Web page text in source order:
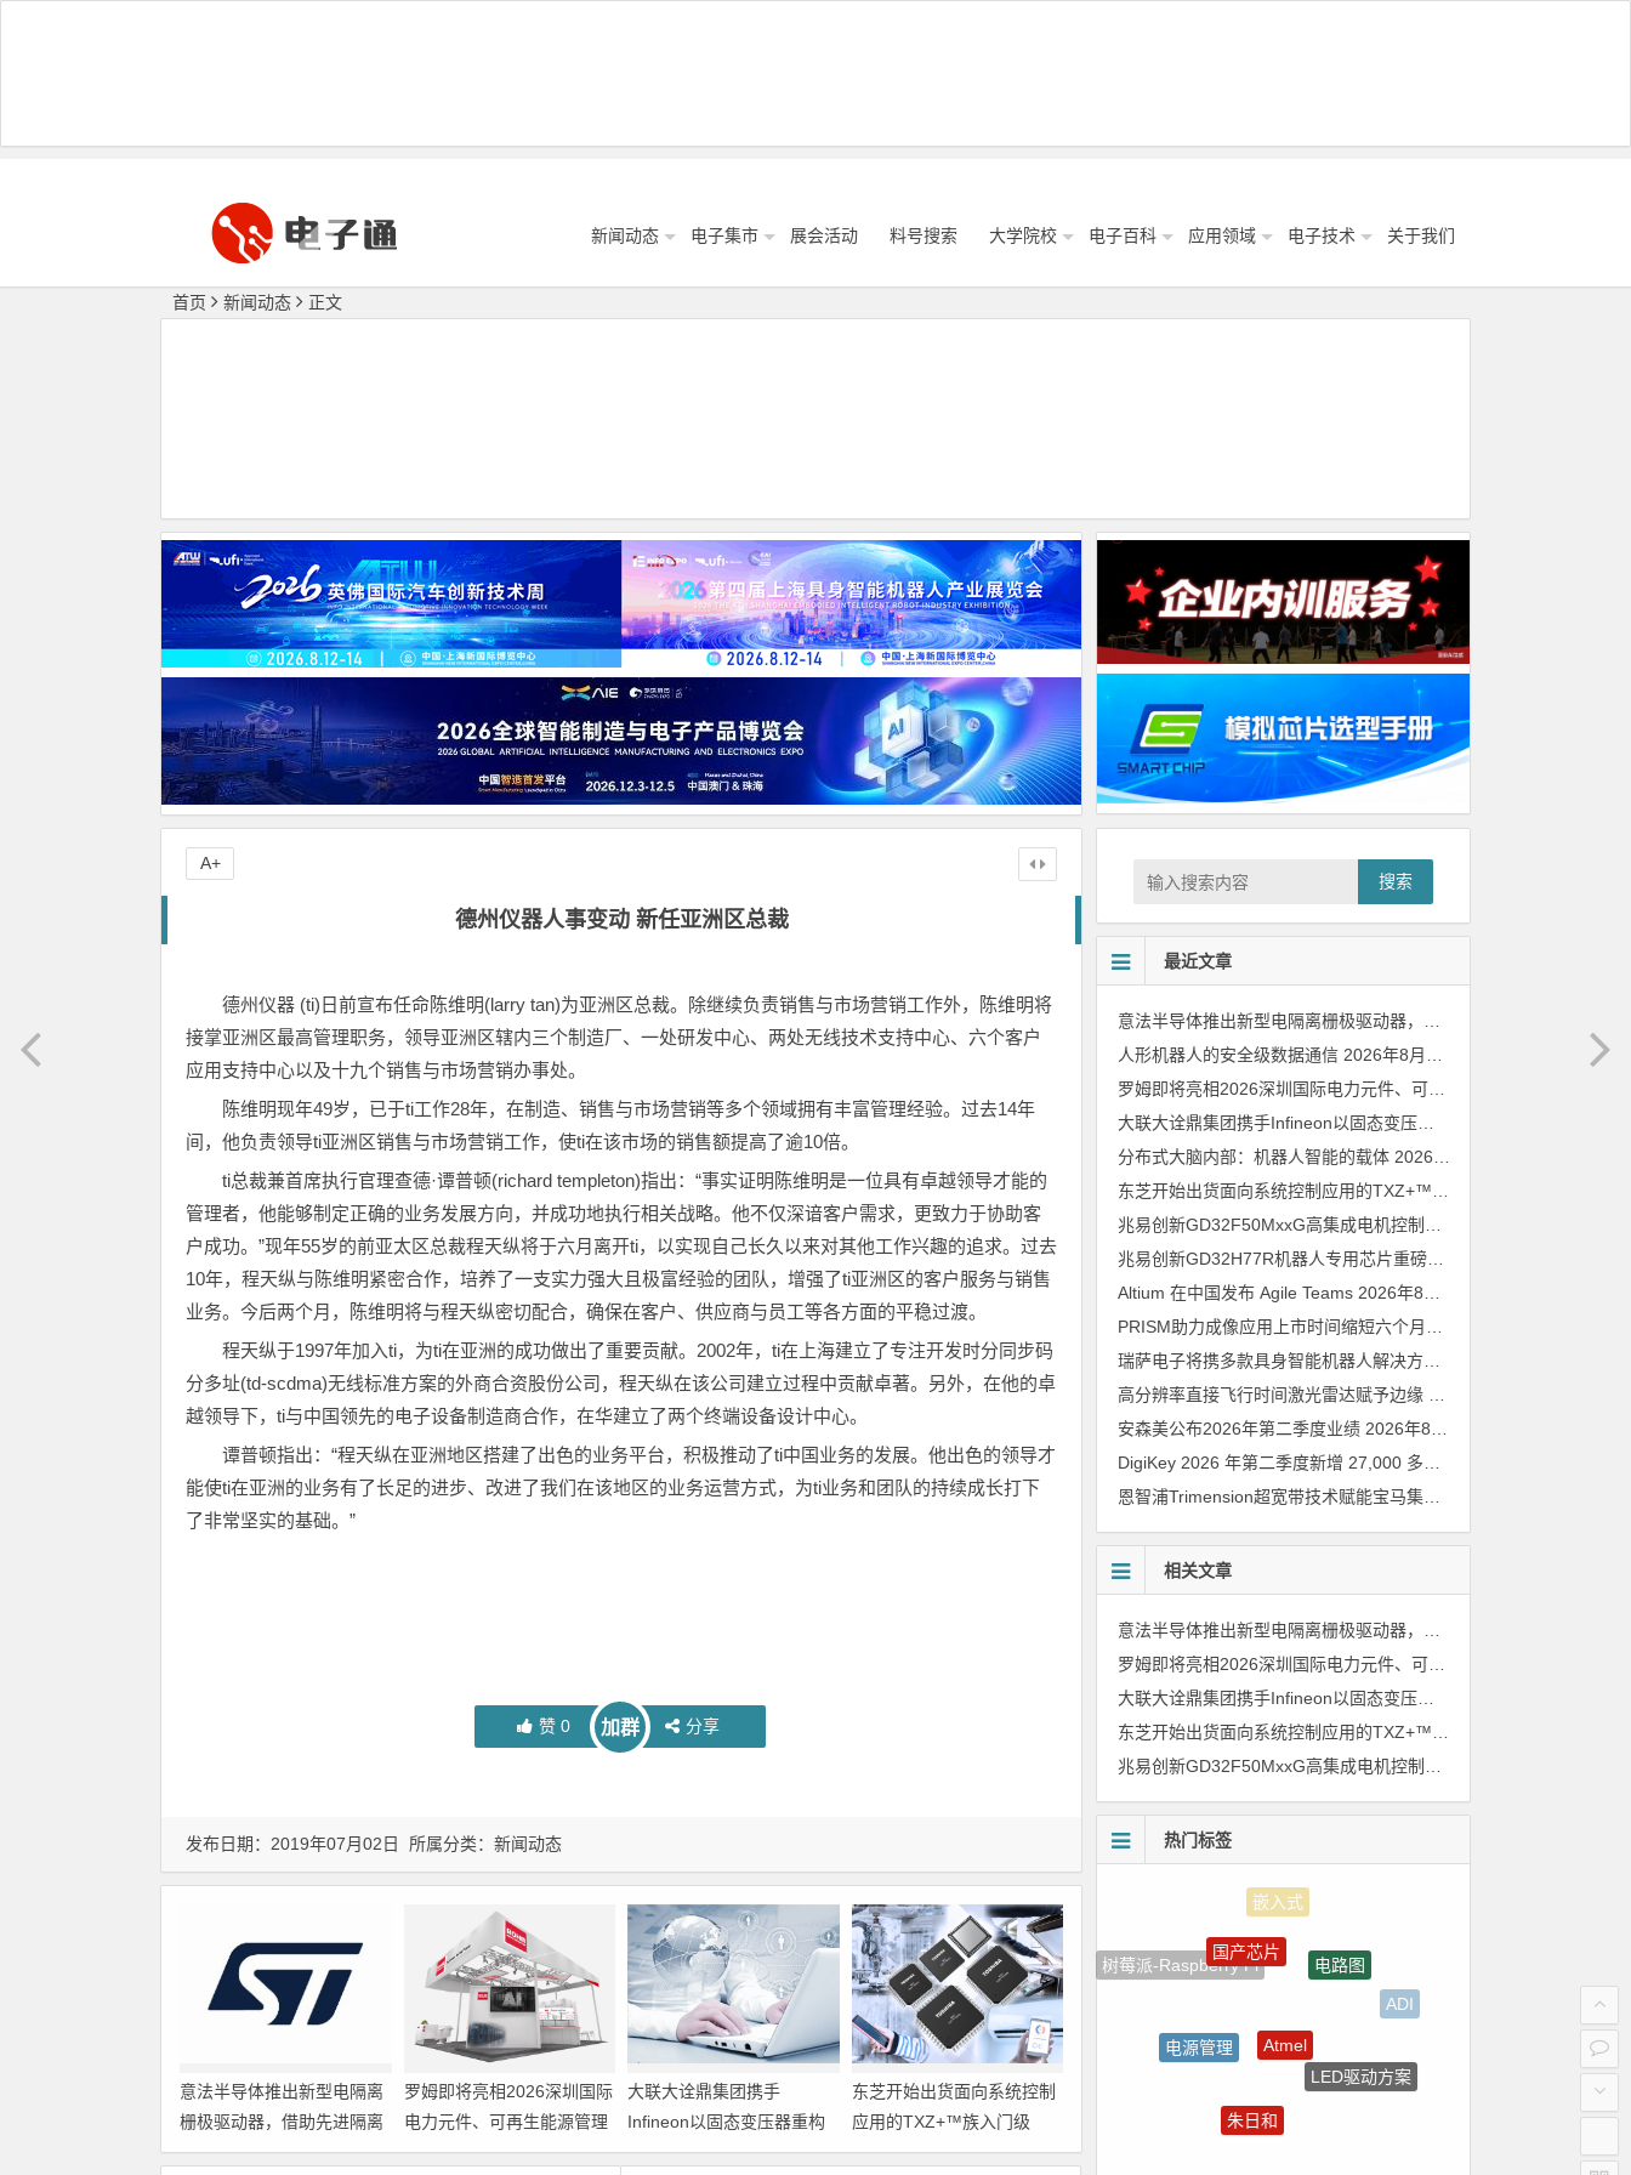
新闻动态 电子集市 展会活动 料号搜索 大学院校 电子百科 应用领域 电子技术 关于我们
首页 新闻动态 正文
德州仪器人事变动 新任亚洲区总裁
德州仪器 (ti)日前宣布任命陈维明(larry tan)为亚洲区总裁。除继续负责销售与市场营销工作外，陈维明将
接掌亚洲区最高管理职务，领导亚洲区辖内三个制造厂、一处研发中心、两处无线技术支持中心、六个客户
应用支持中心以及十九个销售与市场营销办事处。
陈维明现年49岁，已于ti工作28年，在制造、销售与市场营销等多个领域拥有丰富管理经验。过去14年
间，他负责领导ti亚洲区销售与市场营销工作，使ti在该市场的销售额提高了逾10倍。
ti总裁兼首席执行官理查德·谭普顿(richard templeton)指出：“事实证明陈维明是一位具有卓越领导才能的
管理者，他能够制定正确的业务发展方向，并成功地执行相关战略。他不仅深谙客户需求，更致力于协助客
户成功。”现年55岁的前亚太区总裁程天纵将于六月离开ti，以实现自己长久以来对其他工作兴趣的追求。过去
10年，程天纵与陈维明紧密合作，培养了一支实力强大且极富经验的团队，增强了ti亚洲区的客户服务与销售
业务。今后两个月，陈维明将与程天纵密切配合，确保在客户、供应商与员工等各方面的平稳过渡。
程天纵于1997年加入ti，为ti在亚洲的成功做出了重要贡献。2002年，ti在上海建立了专注开发时分同步码
分多址(td-scdma)无线标准方案的外商合资股份公司，程天纵在该公司建立过程中贡献卓著。另外，在他的卓
越领导下，ti与中国领先的电子设备制造商合作，在华建立了两个终端设备设计中心。
谭普顿指出：“程天纵在亚洲地区搭建了出色的业务平台，积极推动了ti中国业务的发展。他出色的领导才
能使ti在亚洲的业务有了长足的进步、改进了我们在该地区的业务运营方式，为ti业务和团队的持续成长打下
了非常坚实的基础。”
赞0 加群 分享
A+
发布日期：2019年07月02日 所属分类： 新闻动态
意法半导体推出新型电隔离
栅极驱动器，借助先进隔离
技术简化电源设计
罗姆即将亮相2026深圳国际
电力元件、可再生能源管理
展览会暨研讨会
大联大诠鼎集团携手
Infineon以固态变压器重构
配电效率新标杆
东芝开始出货面向系统控制
应用的TXZ+™族入门级
M4V组（搭载Arm
搜索
最近文章
人形机器人的安全级数据通信 2026年8月8日
罗姆即将亮相2026深圳国际电力元件、可再生能源管理展览会暨研讨会
大联大诠鼎集团携手Infineon以固态变压器重构配电效率新标杆
分布式大脑内部：机器人智能的载体 2026年8月6日
兆易创新GD32H77R机器人专用芯片重磅亮相，精准赋能伺服驱动与关节控制
Altium 在中国发布 Agile Teams 2026年8月6日
安森美公布2026年第二季度业绩 2026年8月6日
恩智浦Trimension超宽带技术赋能宝马集团Digital Key Plus及生命体存在检测功能
相关文章
罗姆即将亮相2026深圳国际电力元件、可再生能源管理展览会暨研讨会
大联大诠鼎集团携手Infineon以固态变压器重构配电效率新标杆
热门标签
树莓派-Raspberry Pi
ADI
LED驱动方案
homekit
朱日和